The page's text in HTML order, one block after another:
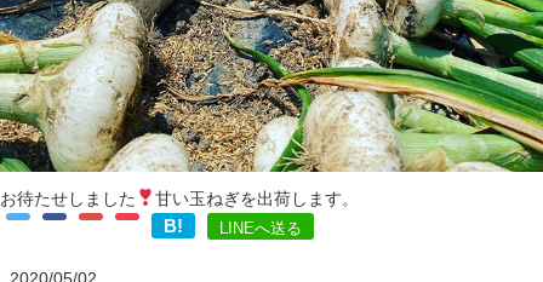
お待たせしました 甘い玉ねぎを出荷します。
B! LINEへ送る
2020/05/02